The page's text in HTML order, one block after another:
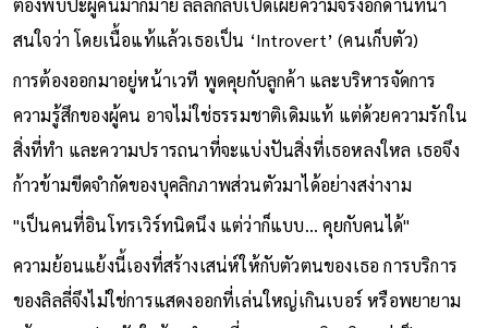
สนใจว่า โดยเนื้อแท้แล้วเธอเป็น ‘Introvert’ (คนเก็บตัว)
การต้องออกมาอยู่หน้าเวที พูดคุยกับลูกค้า และบริหารจัดการ
ความรู้สึกของผู้คน อาจไม่ใช่ธรรมชาติเดิมแท้ แต่ด้วยความรักใน
สิ่งที่ทำ และความปรารถนาที่จะแบ่งปันสิ่งที่เธอหลงใหล เธอจึง
ก้าวข้ามขีดจำกัดของบุคลิกภาพส่วนตัวมาได้อย่างสง่างาม
"เป็นคนที่อินโทรเวิร์ทนิดนึง แต่ว่าก็แบบ... คุยกับคนได้"
ความย้อนแย้งนี้เองที่สร้างเสน่ห์ให้กับตัวตนของเธอ การบริการ
ของลิลลี่จึงไม่ใช่การแสดงออกที่เล่นใหญ่เกินเบอร์ หรือพยายาม